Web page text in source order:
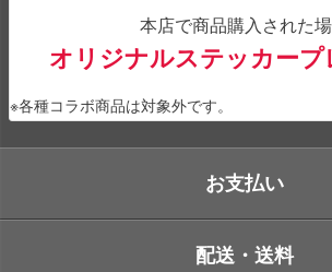
本店で商品購入された
オリジナルステッカー
※各種コラボ商品は対象外です。
お支払い
配送・送料